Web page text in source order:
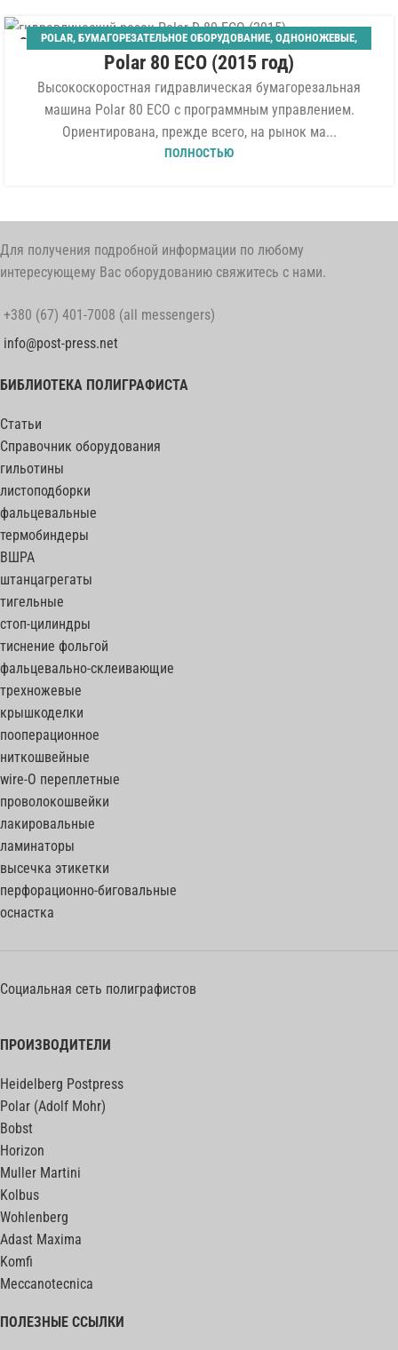
06 POLAR, БУМАГОРЕЗАТЕЛЬНОЕ ОБОРУДОВАНИЕ, ОДНОНОЖЕВЫЕ,
ШИРИНА 800 ММ
Polar 80 ECO (2015 год)
Высокоскоростная гидравлическая бумагорезальная
машина Polar 80 ECO с программным управлением.
Ориентирована, прежде всего, на рынок ма...
ПОЛНОСТЬЮ
Для получения подробной информации по любому
интересующему Вас оборудованию свяжитесь с нами.
+380 (67) 401-7008 (all messengers)
info@post-press.net
БИБЛИОТЕКА ПОЛИГРАФИСТА
Статьи
Справочник оборудования
гильотины
листоподборки
фальцевальные
термобиндеры
ВШРА
штанцагрегаты
тигельные
стоп-цилиндры
тиснение фольгой
фальцевально-склеивающие
трехножевые
крышкоделки
пооперационное
ниткошвейные
wire-O переплетные
проволокошвейки
лакировальные
ламинаторы
высечка этикетки
перфорационно-биговальные
оснастка
Социальная сеть полиграфистов
ПРОИЗВОДИТЕЛИ
Heidelberg Postpress
Polar (Adolf Mohr)
Bobst
Horizon
Muller Martini
Kolbus
Wohlenberg
Adast Maxima
Komfi
Meccanotecnica
ПОЛЕЗНЫЕ ССЫЛКИ